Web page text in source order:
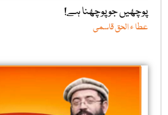
پوچھیں جو پوچھنا ہے!
عطا ء الحق قاسمی